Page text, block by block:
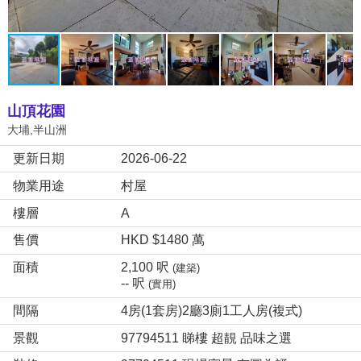
山頂花園
大埔,半山洲
更新日期
2026-06-22
物業用途
村屋
樓層
A
售價
HKD $1480 萬
面積
2,100 呎(建築)
-- 呎(實用)
間隔
4房(1套房)2廳3廁1工人房(複式)
景觀
97794511 睇樓 超靚 品味之選